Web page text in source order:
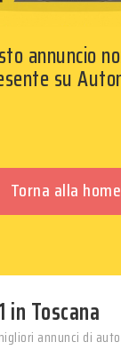
annuncio
su
Torna alla home
in Toscana
annunci di